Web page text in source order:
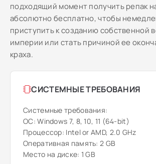
подходящий момент получить репак
абсолютно бесплатно, чтобы
приступить к созданию собственной
империи или стать причиной ее
краха.
СИСТЕМНЫЕ ТРЕБОВАНИЯ
Системные требования:
ОС: Windows 7, 8, 10, 11 (64-bit)
Процессор: Intel or AMD, 2.0 GHz
Оперативная память: 2 GB
Место на диске: 1 GB